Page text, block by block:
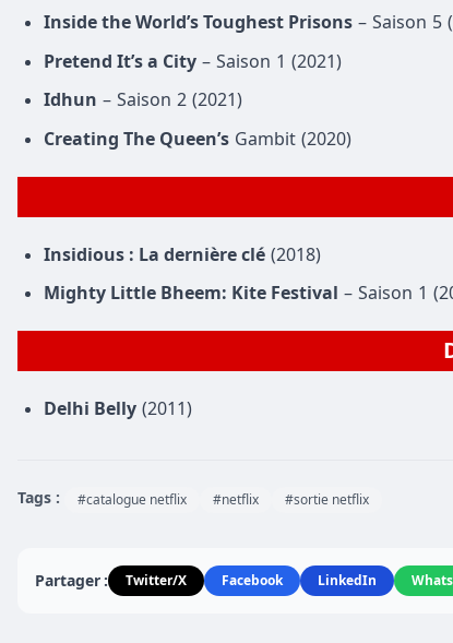
Inside the World’s Toughest Prisons – Saison 5
Pretend It’s a City – Saison 1 (2021)
Idhun – Saison 2 (2021)
Creating The Queen’s Gambit (2020)
Insidious : La dernière clé (2018)
Mighty Little Bheem: Kite Festival – Saison 1
Delhi Belly (2011)
Tags : #catalogue netflix #netflix #sortie netflix
Partager : Twitter/X Facebook LinkedIn